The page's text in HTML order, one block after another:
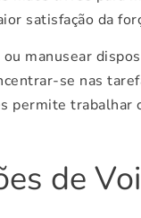
satisfação da
manusear
se nas
permite trabalhar
de